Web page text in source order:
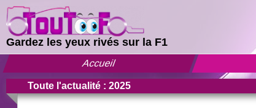
Gardez les yeux rivés sur la F1
Accueil
Toute l'actualité : 2025